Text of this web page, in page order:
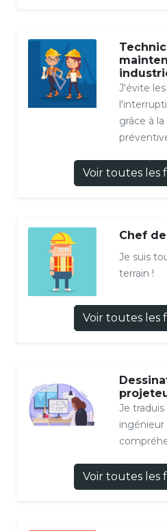
J'évite
grâce à
Voir toutes les
Chef
Je suis
terrain !
Voir toutes les
Je traduis
ingénieur
Voir toutes les